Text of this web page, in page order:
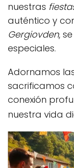
nuestras
auténtico y
Gergiovden,
especiales.
Adornamos
sacrificamos
conexión
nuestra vida